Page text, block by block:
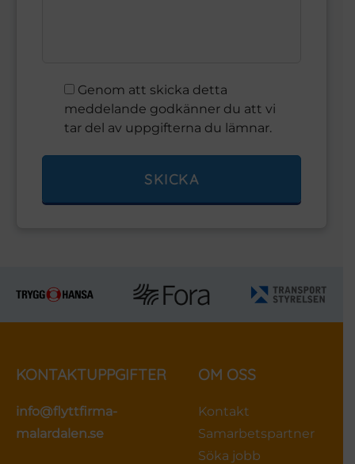
Genom att skicka detta
meddelande godkänner du att vi
tar del av uppgifterna du lämnar.
SKICKA
KONTAKTUPPGIFTER
info@flyttfirma-
malardalen.se
OM OSS
Kontakt
Samarbetspartner
Söka jobb